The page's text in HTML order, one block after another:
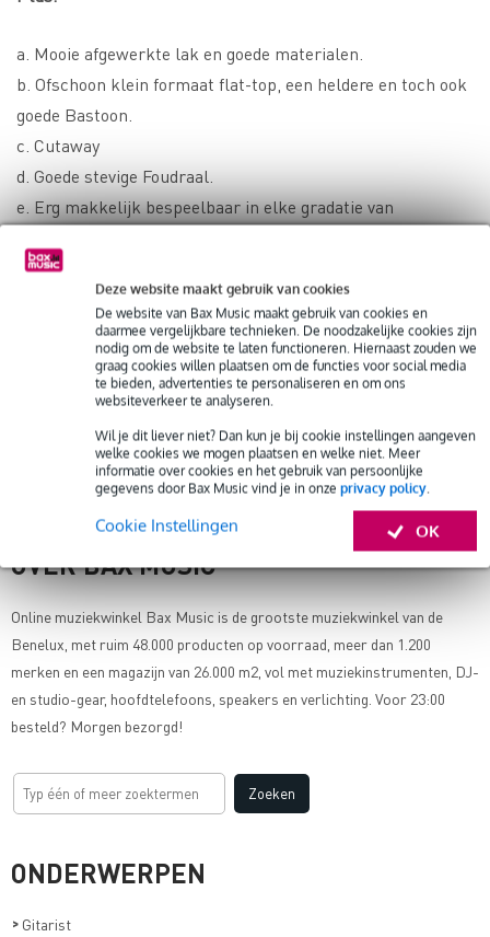
Deze website maakt gebruik van cookies
De website van Bax Music maakt gebruik van cookies en
daarmee vergelijkbare technieken. De noodzakelijke cookies zijn
nodig om de website te laten functioneren. Hiernaast zouden we
graag cookies willen plaatsen om de functies voor social media
te bieden, advertenties te personaliseren en om ons
websiteverkeer te analyseren.
Wil je dit liever niet? Dan kun je bij cookie instellingen aangeven
welke cookies we mogen plaatsen en welke niet. Meer
informatie over cookies en het gebruik van persoonlijke
gegevens door Bax Music vind je in onze privacy policy.
OK
Cookie Instellingen
a. Mooie afgewerkte lak en goede materialen.
b. Ofschoon klein formaat flat-top, een heldere en toch ook
goede Bastoon.
c. Cutaway
d. Goede stevige Foudraal.
e. Erg makkelijk bespeelbaar in elke gradatie van
1. Fretdraad hier en daar niet goed afgevlakt langs de hals.
Heeft bij enkele wat scherpe puntjes.
2. Geen slagplaat.
Een aanrader dus.
OVER BAX MUSIC
Online muziekwinkel Bax Music is de grootste muziekwinkel van de
Benelux, met ruim 48.000 producten op voorraad, meer dan 1.200
merken en een magazijn van 26.000 m2, vol met muziekinstrumenten, DJ-
en studio-gear, hoofdtelefoons, speakers en verlichting. Voor 23:00
besteld? Morgen bezorgd!
ONDERWERPEN
> Gitarist